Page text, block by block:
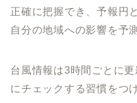
正確に把握でき、予報円
自分の地域への影響を予
台風情報は3時間ごとに
にチェックする習慣をつ